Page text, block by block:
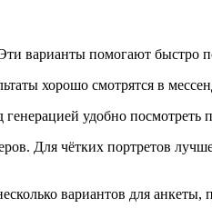
варианты помогают быстро
хорошо смотрятся в
удобно
Для чётких портретов
вариантов для